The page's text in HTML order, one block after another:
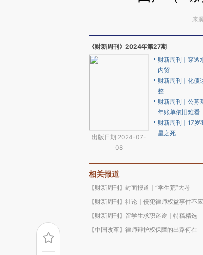
来
《财新周刊》2024年第27期
出版日期 2024-07-
08
财新周刊｜穿透
内贸
财新周刊｜化债
整
财新周刊｜公募
年账单依旧难看
财新周刊｜17岁
星之死
相关报道
【财新周刊】封面报道｜“学生荒”大考
【财新周刊】社论｜侵犯律师权益事件不
【财新周刊】留学生求职迷途｜特稿精选
【中国改革】律师辩护权保障的出路何在